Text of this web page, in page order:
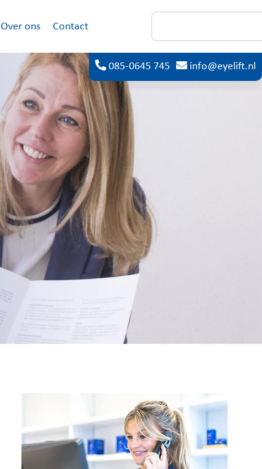
Over ons Contact
085-0645 745 info@eyelift.nl